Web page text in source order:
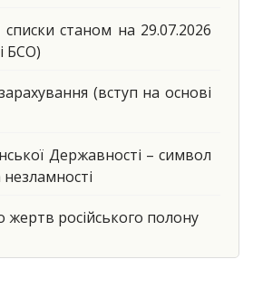
списки станом на 29.07.2026
БСО)
(вступ на основі
Державності – символ
незламності
жертв російського полону